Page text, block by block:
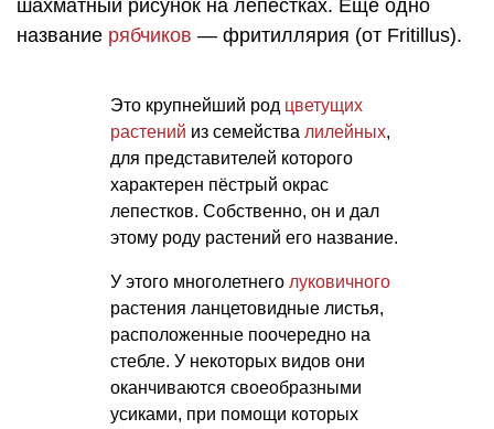
шахматный рисунок на лепестках. Ещё одно
название рябчиков — фритиллярия (от Fritillus).
Это крупнейший род цветущих
растений из семейства лилейных,
для представителей которого
характерен пёстрый окрас
лепестков. Собственно, он и дал
этому роду растений его название.
У этого многолетнего луковичного
растения ланцетовидные листья,
расположенные поочередно на
стебле. У некоторых видов они
оканчиваются своеобразными
усиками, при помощи которых